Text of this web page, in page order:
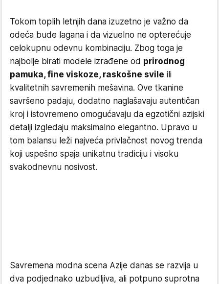
Tokom toplih letnjih dana izuzetno je važno da
odeća bude lagana i da vizuelno ne opterećuje
celokupnu odevnu kombinaciju. Zbog toga je
najbolje birati modele izrađene od prirodnog
pamuka, fine viskoze, raskošne svile ili
kvalitetnih savremenih mešavina. Ove tkanine
savršeno padaju, dodatno naglašavaju autentičan
kroj i istovremeno omogućavaju da egzotični azijski
detalji izgledaju maksimalno elegantno. Upravo u
tom balansu leži najveća privlačnost novog trenda
koji uspešno spaja unikatnu tradiciju i visoku
svakodnevnu nosivost.
Savremena modna scena Azije danas se razvija u
dva podjednako uzbudljiva, ali potpuno suprotna